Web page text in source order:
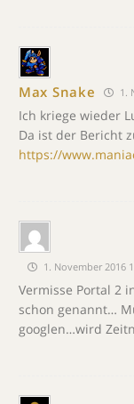
Max Snake 1.
Ich kriege wieder
Da ist der Bericht
https://
1. November 2016
Vermisse Portal 2
schon genannt…
googlen…wird